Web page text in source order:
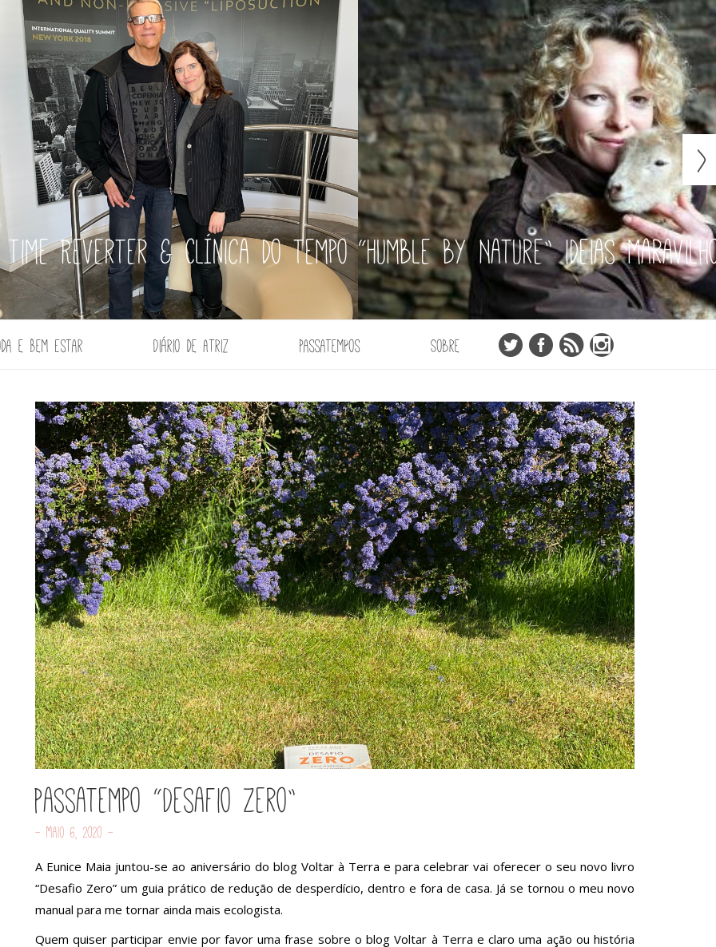
Time Reverter & Clínica do tempo “Humble by Nature” ideias
e Bem Estar Diário de Atriz Passatempos Sobre
Passatempo “Desafio Zero”
- Maio 6, 2020 -
A Eunice Maia juntou-se ao aniversário do blog Voltar à Terra e para celebrar vai oferecer o seu novo livro
“Desafio Zero” um guia prático de redução de desperdício, dentro e fora de casa. Já se tornou o meu novo
manual para me tornar ainda mais ecologista.
Quem quiser participar envie por favor uma frase sobre o blog Voltar à Terra e claro uma ação ou história